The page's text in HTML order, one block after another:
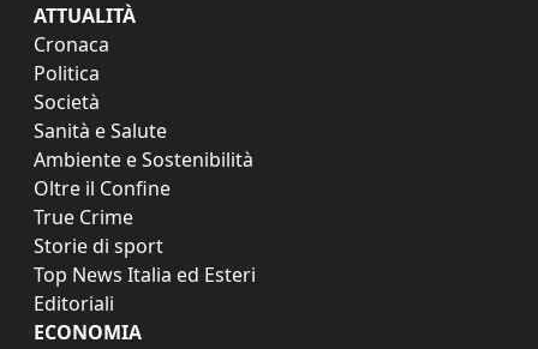
ATTUALITÀ
Cronaca
Politica
Società
Sanità e Salute
Ambiente e Sostenibilità
Oltre il Confine
True Crime
Storie di sport
Top News Italia ed Esteri
Editoriali
ECONOMIA